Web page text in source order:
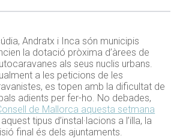
Andratx i Inca són municipis
la dotació pròxima d’àrees de
als seus nuclis urbans.
a les peticions de les
es topen amb la dificultat de
adients per fer-ho. No debades,
de Mallorca aquesta setmana
tipus d’instal·lacions a l’illa, la
final és dels ajuntaments.